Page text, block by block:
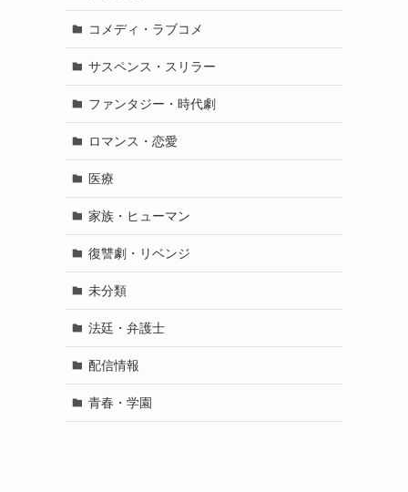
コメディ・ラブコメ
サスペンス・スリラー
ファンタジー・時代劇
ロマンス・恋愛
医療
家族・ヒューマン
復讐劇・リベンジ
未分類
法廷・弁護士
配信情報
青春・学園